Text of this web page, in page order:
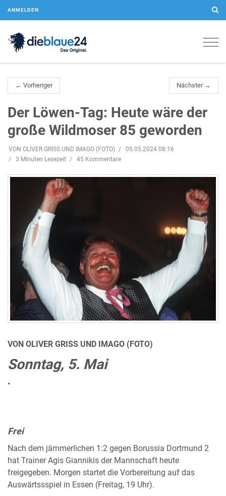
ANMELDEN
← Vorheriger Nächster →
Der Löwen-Tag: Heute wäre der
große Wildmoser 85 geworden
VON OLIVER GRISS UND IMAGO (FOTO)
05.05.2024 08:16
3 Minuten Lesezeit
45 Kommentare
VON OLIVER GRISS UND IMAGO (FOTO)
Sonntag, 5. Mai
•
Frei
Nach dem jämmerlichen 1:2 gegen Borussia Dortmund 2
hat Trainer Agis Giannikis der Mannschaft heute
freigegeben. Morgen startet die Vorbereitung auf das
Auswärtssspiel in Essen (Freitag, 19 Uhr).